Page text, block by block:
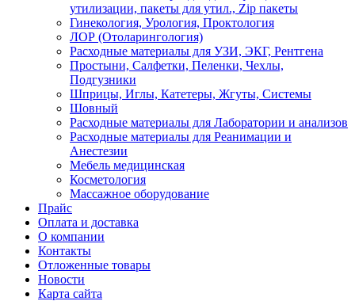
утилизации, пакеты для утил., Zip пакеты
Гинекология, Урология, Проктология
ЛОР (Отоларингология)
Расходные материалы для УЗИ, ЭКГ, Рентгена
Простыни, Салфетки, Пеленки, Чехлы,
Подгузники
Шприцы, Иглы, Катетеры, Жгуты, Системы
Шовный
Расходные материалы для Лаборатории и анализов
Расходные материалы для Реанимации и
Анестезии
Мебель медицинская
Косметология
Массажное оборудование
Прайс
Оплата и доставка
О компании
Контакты
Отложенные товары
Новости
Карта сайта